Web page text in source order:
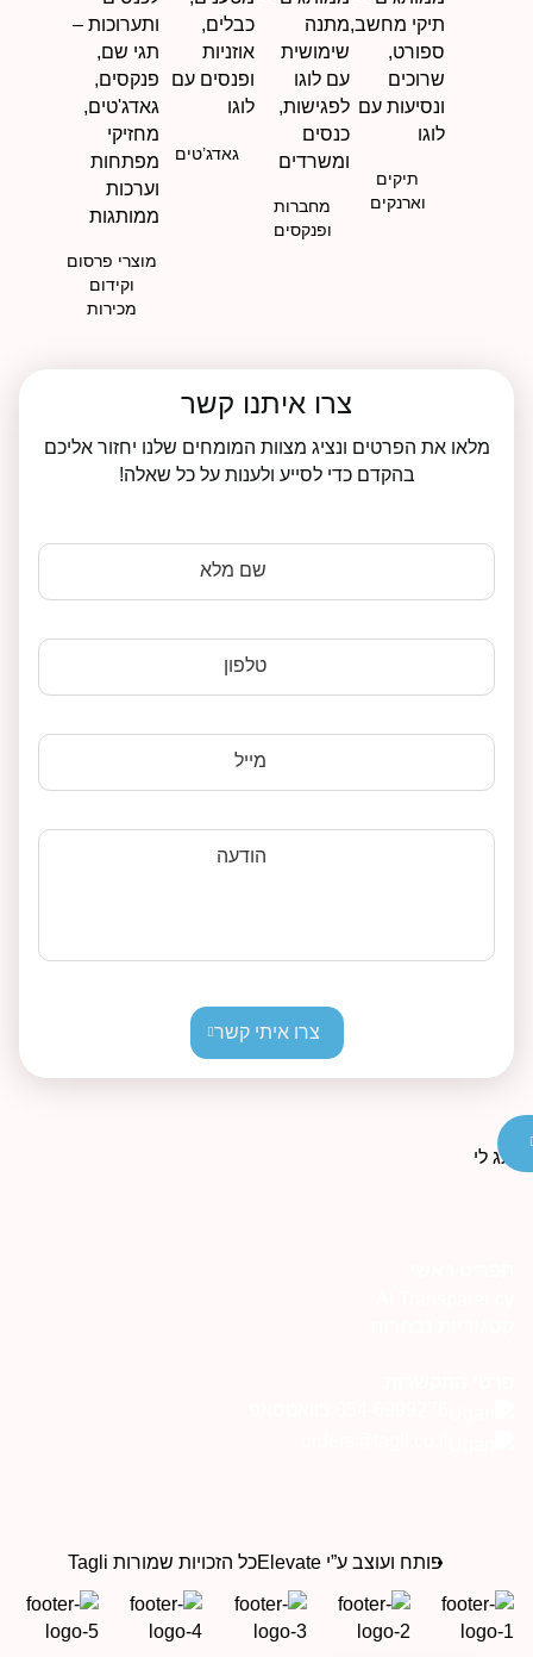
תיקים
וארנקים
מחברות
ופנקסים
גאדג’טים
מוצרי פרסום
וקידום
מכירות
צרו איתנו קשר
מלאו את הפרטים ונציג מצוות המומחים שלנו יחזור אליכם
בהקדם כדי לסייע ולענות על כל שאלה!
שם מלא
טלפון
מייל
הודעה
צרו איתי קשר
פותח ועוצב ע”י Elevate כל הזכויות שמורות Tagli